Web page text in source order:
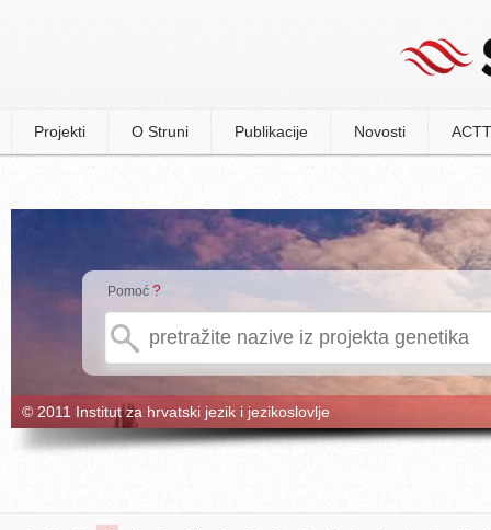
Projekti O Struni Publikacije Novosti
Pomoć ?
© 2011 Institut za hrvatski jezik i jezikoslovlje